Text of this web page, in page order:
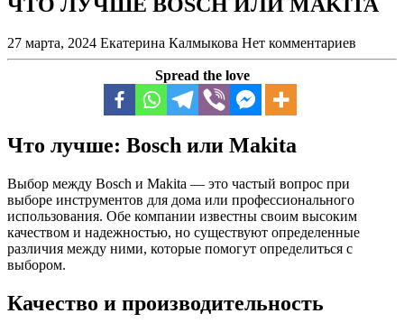
27 марта, 2024 Екатерина Калмыкова Нет комментариев
Spread the love
Что лучше: Bosch или Makita
Выбор между Bosch и Makita — это частый вопрос при
выборе инструментов для дома или профессионального
использования. Обе компании известны своим высоким
качеством и надежностью, но существуют определенные
различия между ними, которые помогут определиться с
выбором.
Качество и производительность